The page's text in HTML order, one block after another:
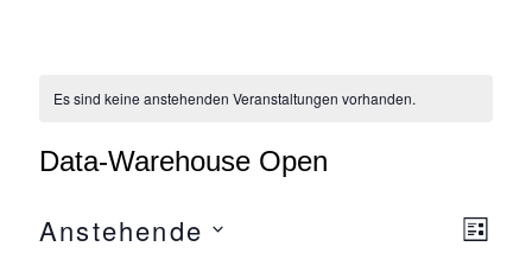
Es sind keine anstehenden Veranstaltungen vorhanden.
Data-Warehouse Open
L
Anstehende